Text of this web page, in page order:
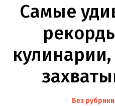
Самые
Без рубрики